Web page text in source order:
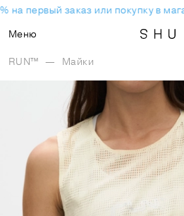
на первый заказ или покупку в
Меню
RUN™ — Майки